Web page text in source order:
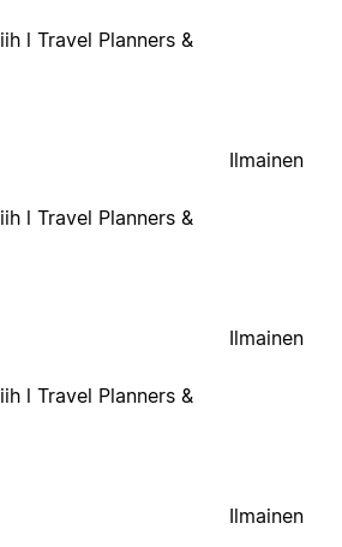
l Travel Planners &
l Travel Planners &
Ilmainen
l Travel Planners &
Ilmainen
Ilmainen